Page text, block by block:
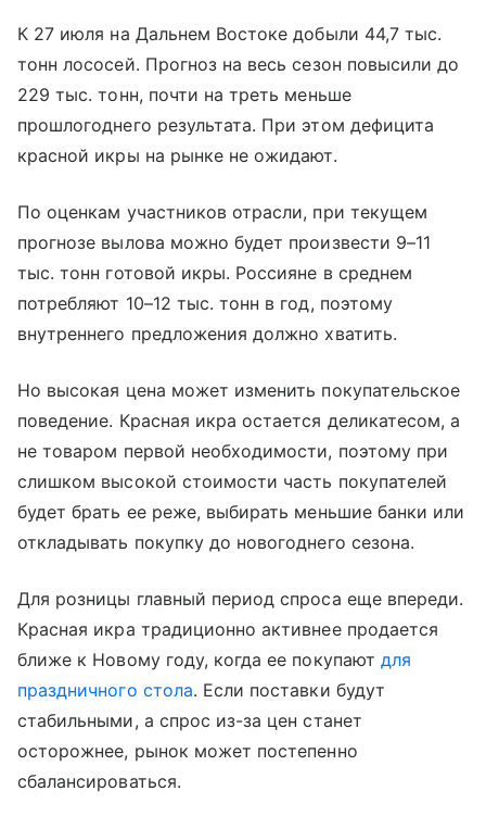
К 27 июля на Дальнем Востоке добыли 44,7 тыс.
тонн лососей. Прогноз на весь сезон повысили до
229 тыс. тонн, почти на треть меньше
прошлогоднего результата. При этом дефицита
красной икры на рынке не ожидают.
По оценкам участников отрасли, при текущем
прогнозе вылова можно будет произвести 9–11
тыс. тонн готовой икры. Россияне в среднем
потребляют 10–12 тыс. тонн в год, поэтому
внутреннего предложения должно хватить.
Но высокая цена может изменить покупательское
поведение. Красная икра остается деликатесом, а
не товаром первой необходимости, поэтому при
слишком высокой стоимости часть покупателей
будет брать ее реже, выбирать меньшие банки или
откладывать покупку до новогоднего сезона.
Для розницы главный период спроса еще впереди.
Красная икра традиционно активнее продается
ближе к Новому году, когда ее покупают для
праздничного стола. Если поставки будут
стабильными, а спрос из-за цен станет
осторожнее, рынок может постепенно
сбалансироваться.